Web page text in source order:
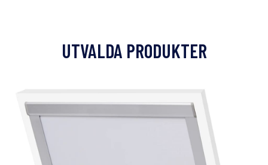
UTVALDA PRODUKTER